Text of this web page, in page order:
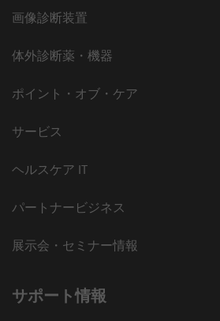
画像診断装置
体外診断薬・機器
ポイント・オブ・ケア
サービス
ヘルスケア IT
パートナービジネス
展示会・セミナー情報
サポート情報